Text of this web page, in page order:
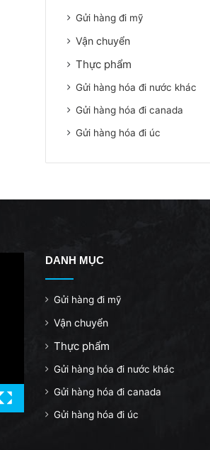
Gửi hàng đi mỹ
Vận chuyển
Thực phẩm
Gửi hàng hóa đi nước khác
Gửi hàng hóa đi canada
Gửi hàng hóa đi úc
DANH MỤC
Gửi hàng đi mỹ
Vận chuyển
Thực phẩm
Gửi hàng hóa đi nước khác
Gửi hàng hóa đi canada
Gửi hàng hóa đi úc